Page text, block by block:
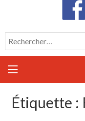
Rechercher :
Étiquette :